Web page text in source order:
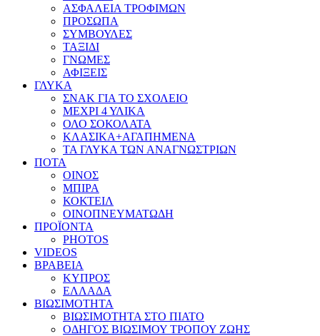
ΑΣΦΑΛΕΙΑ ΤΡΟΦΙΜΩΝ
ΠΡΟΣΩΠΑ
ΣΥΜΒΟΥΛΕΣ
ΤΑΞΙΔΙ
ΓΝΩΜΕΣ
ΑΦΙΞΕΙΣ
ΓΛΥΚΑ
ΣΝΑΚ ΓΙΑ ΤΟ ΣΧΟΛΕΙΟ
ΜΕΧΡΙ 4 ΥΛΙΚΑ
ΟΛΟ ΣΟΚΟΛΑΤΑ
ΚΛΑΣΙΚΑ+ΑΓΑΠΗΜΕΝΑ
ΤΑ ΓΛΥΚΑ ΤΩΝ ΑΝΑΓΝΩΣΤΡΙΩΝ
ΠΟΤΑ
ΟΙΝΟΣ
ΜΠΙΡΑ
ΚΟΚΤΕΙΛ
ΟΙΝΟΠΝΕΥΜΑΤΩΔΗ
ΠΡΟΪΟΝΤΑ
PHOTOS
VIDEOS
ΒΡΑΒΕΙΑ
ΚΥΠΡΟΣ
ΕΛΛΑΔΑ
ΒΙΩΣΙΜΟΤΗΤΑ
ΒΙΩΣΙΜΟΤΗΤΑ ΣΤΟ ΠΙΑΤΟ
ΟΔΗΓΟΣ ΒΙΩΣΙΜΟΥ ΤΡΟΠΟΥ ΖΩΗΣ